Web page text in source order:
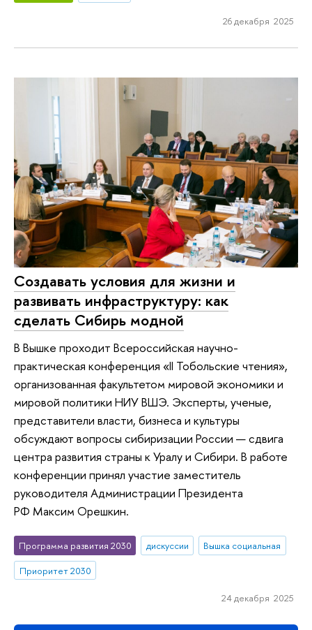
26 декабря 2025
Создавать условия для жизни и
развивать инфраструктуру: как
сделать Сибирь модной
В Вышке проходит Всероссийская научно-
практическая конференция «II Тобольские чтения»,
организованная факультетом мировой экономики и
мировой политики НИУ ВШЭ. Эксперты, ученые,
представители власти, бизнеса и культуры
обсуждают вопросы сибиризации России — сдвига
центра развития страны к Уралу и Сибири. В работе
конференции принял участие заместитель
руководителя Администрации Президента
РФ Максим Орешкин.
Программа развития 2030 дискуссии
Вышка социальная
Приоритет 2030
24 декабря 2025